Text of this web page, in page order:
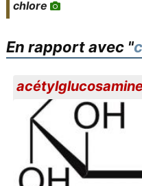
chlore
En rapport avec "